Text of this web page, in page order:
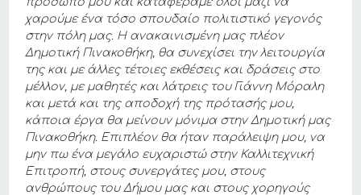
χαρούμε ένα τόσο σπουδαίο πολιτιστικό γεγονός
στην πόλη μας. Η ανακαινισμένη μας πλέον
Δημοτική Πινακοθήκη, θα συνεχίσει την λειτουργία
της και με άλλες τέτοιες εκθέσεις και δράσεις στο
μέλλον, με μαθητές και λάτρεις του Γιάννη Μόραλη
και μετά και της αποδοχή της πρότασής μου,
κάποια έργα θα μείνουν μόνιμα στην Δημοτική μας
Πινακοθήκη. Επιπλέον θα ήταν παράλειψη μου, να
μην πω ένα μεγάλο ευχαριστώ στην Καλλιτεχνική
Επιτροπή, στους συνεργάτες μου, στους
ανθρώπους του Δήμου μας και στους χορηγούς